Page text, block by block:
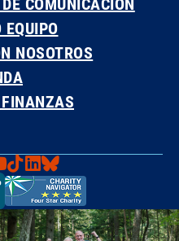
EQUIPO
NOSOTROS
TikTok
LinkedIn
Bluesky